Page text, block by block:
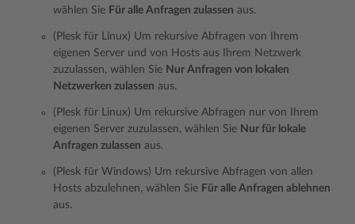
wählen Sie Für alle Anfragen zulassen aus.
(Plesk für Linux) Um rekursive Abfragen von Ihrem
eigenen Server und von Hosts aus Ihrem Netzwerk
zuzulassen, wählen Sie Nur Anfragen von lokalen
Netzwerken zulassen aus.
(Plesk für Linux) Um rekursive Abfragen nur von Ihrem
eigenen Server zuzulassen, wählen Sie Nur für lokale
Anfragen zulassen aus.
(Plesk für Windows) Um rekursive Abfragen von allen
Hosts abzulehnen, wählen Sie Für alle Anfragen ablehnen
aus.